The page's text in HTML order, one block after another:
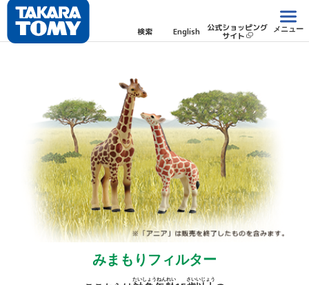
検索 English 公式ショッピング
サイト
メニュー
みまもりフィルター
たいしょうねんれい さいいじょう